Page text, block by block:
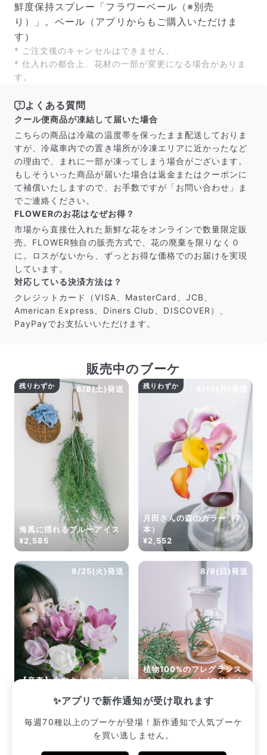
鮮度保持スプレー「フラワーベール（※別売
り）」。ベール（アプリからもご購入いただけま
す）
* ご注文後のキャンセルはできません。
* 仕入れの都合上、花材の一部が変更になる場合がありま
す。
よくある質問
クール便商品が凍結して届いた場合
こちらの商品は冷蔵の温度帯を保ったまま配送しておりま
すが、冷蔵車内での置き場所が冷凍エリアに近かったなど
の理由で、まれに一部が凍ってしまう場合がございます。
もしそういった商品が届いた場合は返金またはクーポンに
て補償いたしますので、お手数ですが「お問い合わせ」ま
でご連絡ください。
FLOWERのお花はなぜお得？
市場から直接仕入れた新鮮な花をオンラインで数量限定販
売。FLOWER独自の販売方式で、花の廃棄を限りなく０
に。ロスがないから、ずっとお得な価格でのお届けを実現
しています。
対応している決済方法は？
クレジットカード（VISA、MasterCard、JCB、
American Express、Diners Club、DISCOVER）、
PayPayでお支払いいただけます。
✨アプリで新作通知が受け取れます
毎週70種以上のブーケが登場！新作通知で人気ブーケ
を買い逃しません。
販売中のブーケ
8/8(土)発送
残りわずか
海風に揺れるブルーアイス
¥2,585
残りわずか
月田さんの森のカラー（7
本）
¥2,552
8/25(火)発送
【産直】永友さんのジェラ
8/9(日)発送
植物100%のフレグランス
ボトルキット（パロサント
¥2,640
販売中のブーケ一覧へ